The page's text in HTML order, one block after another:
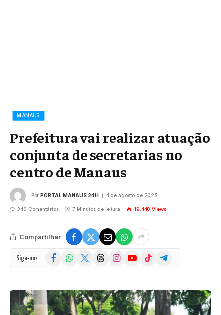
MANAUS
Prefeitura vai realizar atuação
conjunta de secretarias no
centro de Manaus
Por PORTAL MANAUS 24H 4 de agosto de 2025
340 Comentários 7 Minutos de leitura 19.440 Views
Compartilhar
Siga-nos FacebookWhatsApp
(Twitter)
ThreadsInstagramYouTubeTikTok Telegram